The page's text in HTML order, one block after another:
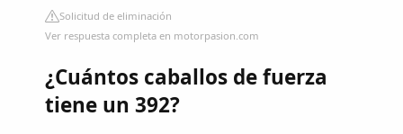
Solicitud de eliminación
Ver respuesta completa en motorpasion.com
¿Cuántos caballos de fuerza
tiene un 392?